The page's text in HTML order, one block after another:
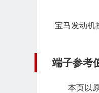
宝马发动
端子参考
本页以